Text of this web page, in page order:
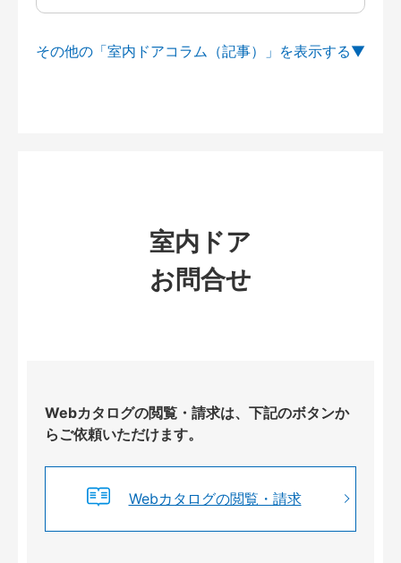
その他の「室内ドアコラム（記事）」を
室内ドア
お問合せ
Webカタログの閲覧・請求は、下記のボタンか
らご依頼いただけます。
Webカタログの閲覧・請求